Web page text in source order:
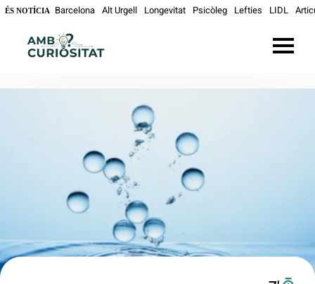
ÉS NOTÍCIA Barcelona Alt Urgell Longevitat Psicòleg Lefties LIDL